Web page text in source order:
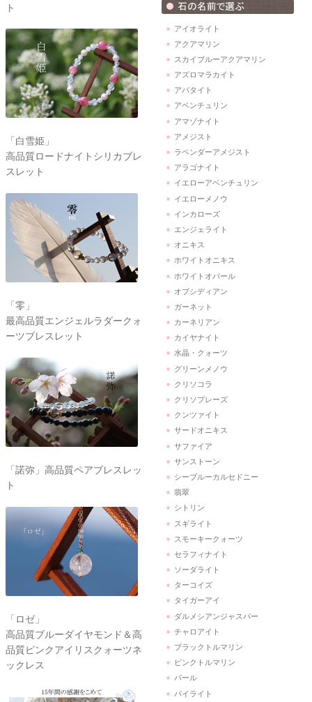
ト
「白雪姫」
高品質ロードナイトシリカブレ
スレット
「零」
最高品質エンジェルラダークォ
ーツブレスレット
「諾弥」高品質ペアブレスレッ
ト
「ロゼ」
高品質ブルーダイヤモンド＆高
品質ピンクアイリスクォーツネ
ックレス
アイオライト
アクアマリン
スカイブルーアクアマリン
アズロマラカイト
アパタイト
アベンチュリン
アマゾナイト
アメジスト
ラベンダーアメジスト
アラゴナイト
イエローアベンチュリン
イエローメノウ
インカローズ
エンジェライト
オニキス
ホワイトオニキス
ホワイトオパール
オブシディアン
ガーネット
カーネリアン
カイヤナイト
水晶・クォーツ
グリーンメノウ
クリソコラ
クリソプレーズ
クンツァイト
サードオニキス
サファイア
サンストーン
シーブルーカルセドニー
翡翠
シトリン
スギライト
スモーキークォーツ
セラフィナイト
ソーダライト
ターコイズ
タイガーアイ
ダルメシアンジャスパー
チャロアイト
ブラックトルマリン
ピンクトルマリン
パール
パイライト